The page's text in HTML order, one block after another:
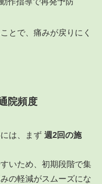
とで、痛みが戻りにく
院頻度
は、まず 週2回の施
いため、初期段階で集
の軽減がスムーズにな